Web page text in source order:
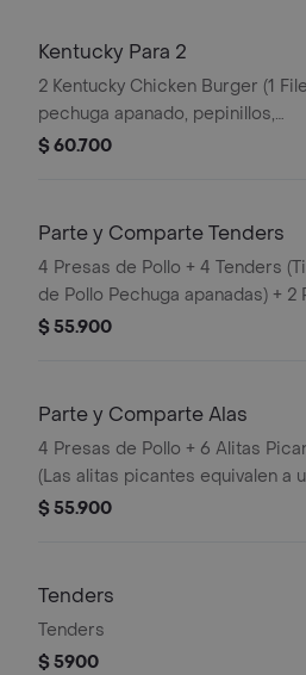
Kentucky Para 2
2 Kentucky Chicken Burger (1
pechuga apanado, pepinillos,
mayonesa premium y
$ 60.700
Parte y Comparte Tenders
4 Presas de Pollo + 4 Tenders
de Pollo Pechuga apanadas) + 2
Pequeñas + 1 Balde de Salsa
$ 55.900
Parte y Comparte Alas
4 Presas de Pollo + 6 Alitas
(Las alitas picantes equivalen a
trozo de ala) + 2 Papas Pequeñas
$ 55.900
Tenders
Tenders
$ 5900